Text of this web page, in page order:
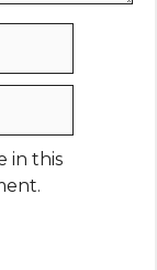
in this